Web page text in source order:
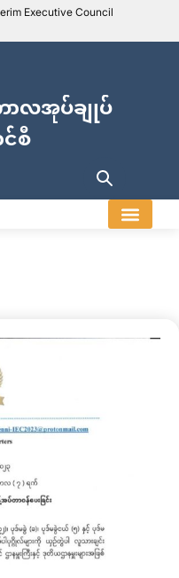
Executive Council
with
ာလအုပ်ချုပ်
စီ